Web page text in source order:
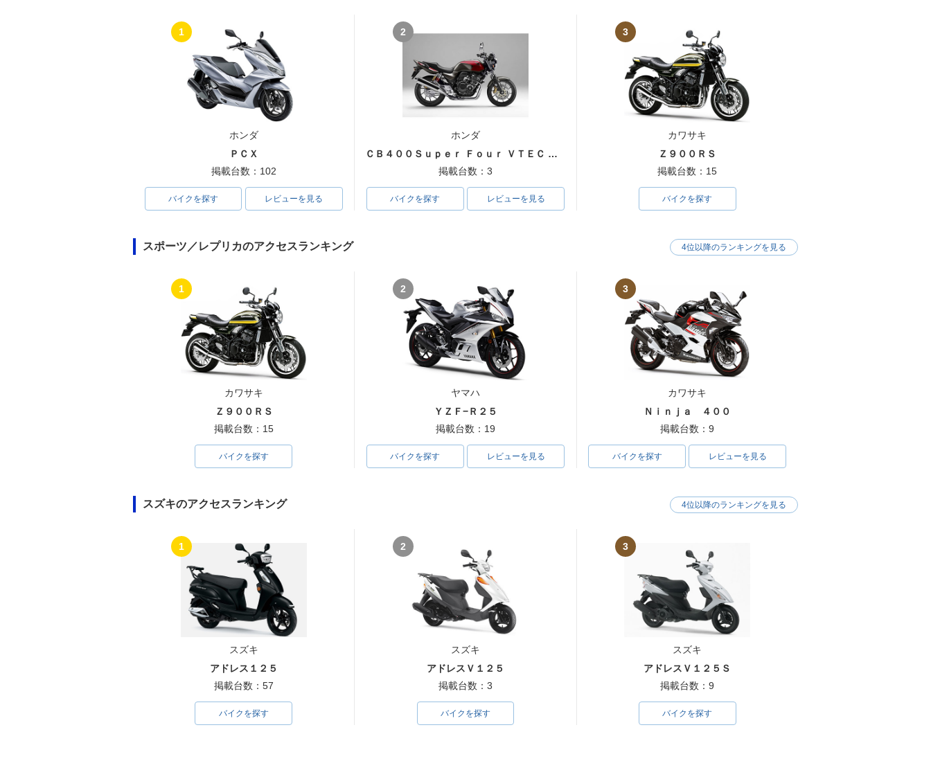
1
ホンダ
ＰＣＸ
掲載台数：102
バイクを探す レビューを見る
2
ホンダ
ＣＢ４００Ｓｕｐｅｒ Ｆｏｕｒ ＶＴＥＣ ＳＰＥＣ３
掲載台数：3
バイクを探す レビューを見る
3
カワサキ
Ｚ９００ＲＳ
掲載台数：15
バイクを探す
スポーツ／レプリカのアクセスランキング
1
カワサキ
Ｚ９００ＲＳ
掲載台数：15
バイクを探す
2
ヤマハ
ＹＺＦ−Ｒ２５
掲載台数：19
バイクを探す レビューを見る
3
カワサキ
Ｎｉｎｊａ ４００
掲載台数：9
バイクを探す レビューを見る
4位以降のランキングを見る
スズキのアクセスランキング
1
スズキ
アドレス１２５
掲載台数：57
バイクを探す
2
スズキ
アドレスＶ１２５
掲載台数：3
バイクを探す
3
スズキ
アドレスＶ１２５Ｓ
掲載台数：9
バイクを探す
4位以降のランキングを見る